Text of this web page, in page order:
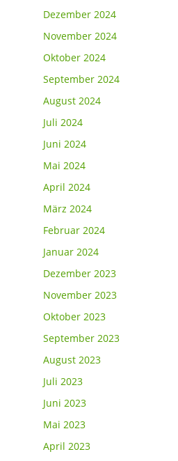
Dezember 2024
November 2024
Oktober 2024
September 2024
August 2024
Juli 2024
Juni 2024
Mai 2024
April 2024
März 2024
Februar 2024
Januar 2024
Dezember 2023
November 2023
Oktober 2023
September 2023
August 2023
Juli 2023
Juni 2023
Mai 2023
April 2023